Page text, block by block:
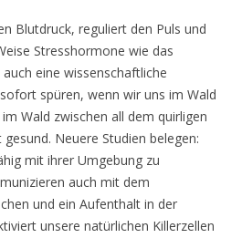
Blutdruck, reguliert den Puls und
Stresshormone wie das
eine wissenschaftliche
spüren, wenn wir uns im Wald
Wald zwischen all dem quirligen
Neuere Studien belegen:
mit ihrer Umgebung zu
auch mit dem
und ein Aufenthalt in der
unsere natürlichen Killerzellen